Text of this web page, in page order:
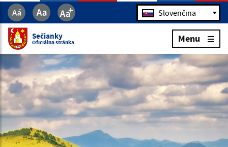
Jazyk Slovenčina
Sečianky
Oficiálna stránka Menu